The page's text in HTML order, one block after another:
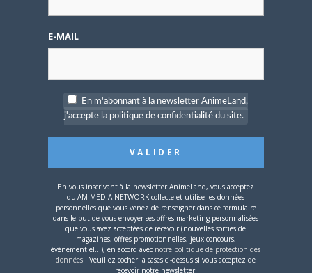
E-MAIL
En m'abonnant à la newsletter AnimeLand,
j'accepte la politique de confidentialité du site.
En vous inscrivant à la newsletter AnimeLand, vous acceptez
qu'AM MEDIA NETWORK collecte et utilise les données
personnelles que vous venez de renseigner dans ce formulaire
dans le but de vous envoyer ses offres marketing personnalisées
que vous avez acceptées de recevoir (nouvelles sorties de
magazines, offres promotionnelles, jeux-concours,
événementiel...), en accord avec notre politique de protection des
données . Veuillez cocher la cases ci-dessus si vous acceptez de
recevoir notre newsletter.